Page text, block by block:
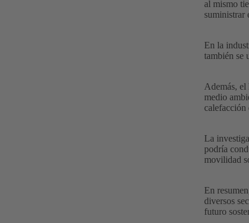
al mismo
suministrar
En la
también se
Además, el
medio
calefacción
La
podría
movilidad
En
diversos
futuro